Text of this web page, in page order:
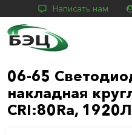
Написать нам
06-65
накладная
CRI:80Ra,